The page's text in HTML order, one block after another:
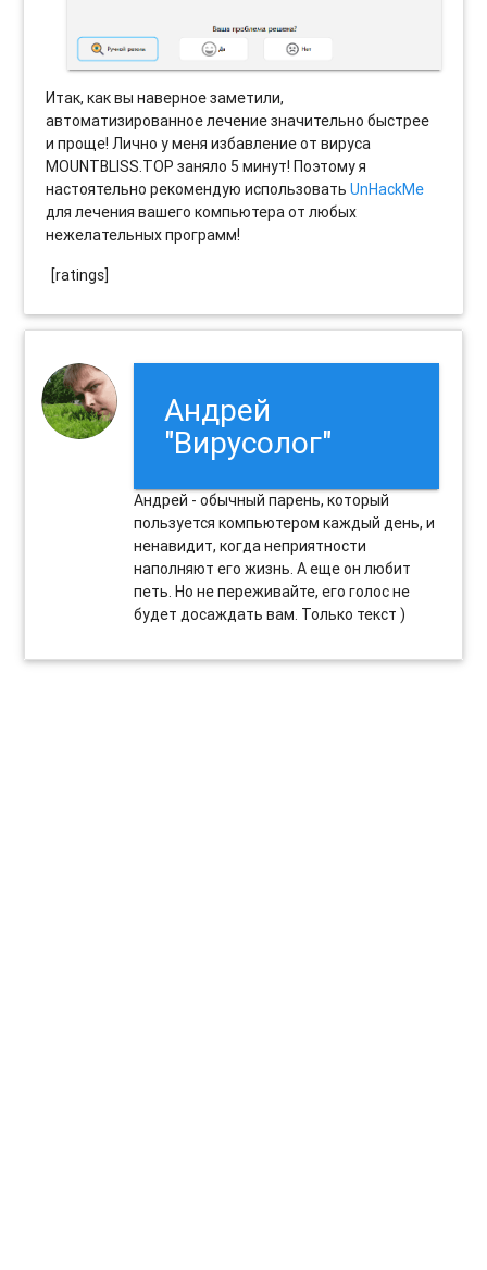
Итак, как вы наверное заметили,
автоматизированное лечение значительно быстрее
и проще! Лично у меня избавление от вируса
MOUNTBLISS.TOP заняло 5 минут! Поэтому я
настоятельно рекомендую использоватьUnHackMe
для лечения вашего компьютера от любых
нежелательных программ!
[ratings]
Андрей
"Вирусолог"
Андрей - обычный парень, который
пользуется компьютером каждый день, и
ненавидит, когда неприятности
наполняют его жизнь. А еще он любит
петь. Но не переживайте, его голос не
будет досаждать вам. Только текст )